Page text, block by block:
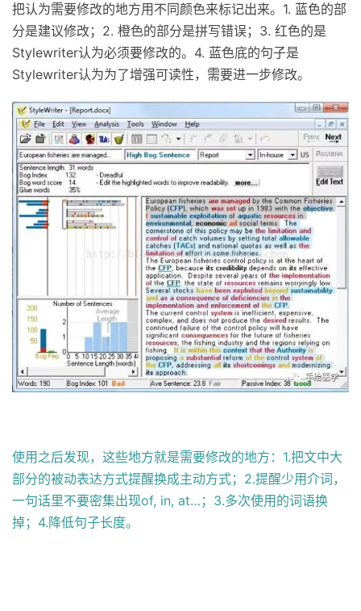
把认为需要修改的地方用不同颜色来标记出来。1. 蓝色的部
分是建议修改；2. 橙色的部分是拼写错误；3. 红色的是
Stylewriter认为必须要修改的。4. 蓝色底的句子是
Stylewriter认为为了增强可读性，需要进一步修改。
使用之后发现，这些地方就是需要修改的地方：1.把文中大
部分的被动表达方式提醒换成主动方式；2.提醒少用介词，
一句话里不要密集出现of, in, at…；3.多次使用的词语换
掉；4.降低句子长度。